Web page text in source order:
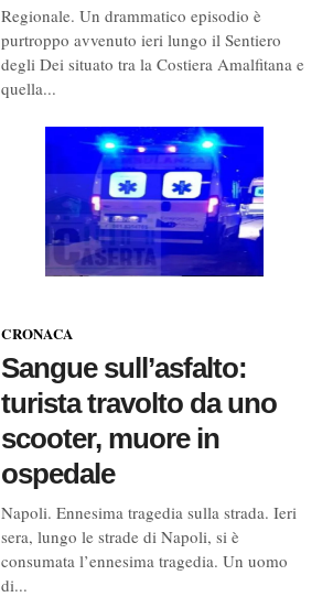
Regionale. Un drammatico episodio è
purtroppo avvenuto ieri lungo il Sentiero
degli Dei situato tra la Costiera Amalfitana e
quella...
CRONACA
Sangue sull’asfalto:
turista travolto da uno
scooter, muore in
ospedale
Napoli. Ennesima tragedia sulla strada. Ieri
sera, lungo le strade di Napoli, si è
consumata l’ennesima tragedia. Un uomo
di...